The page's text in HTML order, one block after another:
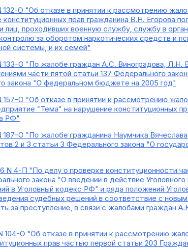
О "Об отказе в принятии к рассмотрению
прав гражданина В.Н. Егорова
проходивших военную службу, службу в
за оборотом наркотических средств и
системы, и их семей"
133-О "По жалобе граждан А.С. Виноградова, Л.Н.
части пятой статьи 137 Федерального
закона "О федеральном бюджете на 2005 год"
О "Об отказе в принятии к рассмотрению
"Тема" на нарушение конституционных
РФ"
О "По жалобе гражданина Наумчика
2 и 3 статьи 3 Федерального закона "О
4-П "По делу о проверке конституционности
закона "О введении в действие
в Уголовный кодекс РФ" и ряда положений
судебных решений в соответствие с
за преступление, в связи с жалобами граждан
О "Об отказе в принятии к рассмотрению
прав частью первой статьи 203